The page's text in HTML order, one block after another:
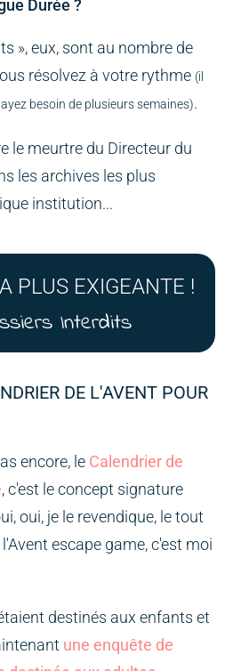
Durée ?
», eux, sont au nombre de
résolvez à votre rythme (il
besoin de plusieurs semaines).
le meurtre du Directeur du
les archives les plus
institution...
PLUS EXIGEANTE !
Interdits
DE L'AVENT POUR
encore, le Calendrier de
, c'est le concept signature
oui, je le revendique, le tout
escape game, c'est moi
destinés aux enfants et
une enquête de